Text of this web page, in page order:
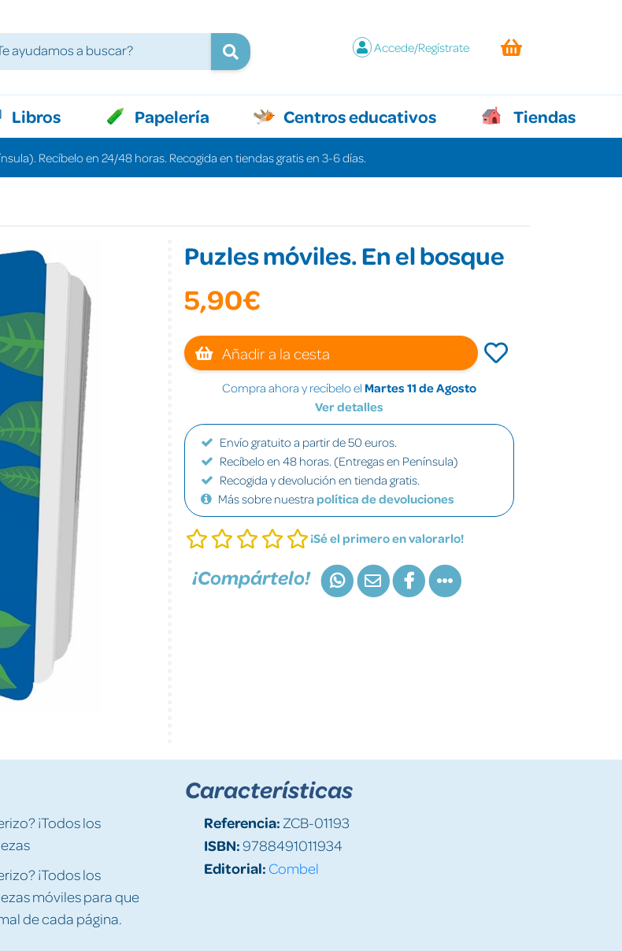
Accede/Regístrate
Libros Papelería Centros educativos Tiendas
Recíbelo en 24/48 horas. Recogida en tiendas gratis en 3-6 días.
Puzles móviles. En el bosque
5,90€
Añadir a la cesta
Compra ahora y recíbelo el Martes 11 de Agosto
Ver detalles
Envío gratuito a partir de 50 euros.
Recíbelo en 48 horas. (Entregas en Península)
Recogida y devolución en tienda gratis.
Más sobre nuestra política de devoluciones
¡Sé el primero en valorarlo!
¡Compártelo!
¡Todos los
¡Todos los
móviles para que
de cada página.
Características
Referencia: ZCB-01193
ISBN:9788491011934
Editorial: Combel